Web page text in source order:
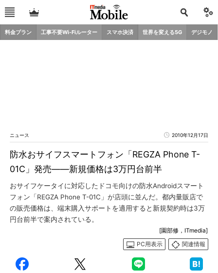
料金プラン 工事不要Wi-Fiルーター スマホ決済 世界を変える5G デジモノ
ニュース 2010年12月17日
防水おサイフスマートフォン「REGZA Phone T-
01C」発売――新規価格は3万円台前半
おサイフケータイに対応したドコモ向けの防水Androidスマート
フォン「REGZA Phone T-01C」が店頭に並んだ。都内量販店で
の販売価格は、端末購入サポートを適用すると新規契約時は3万
円台前半で案内されている。
[園部修，ITmedia]
PC用表示
関連情報